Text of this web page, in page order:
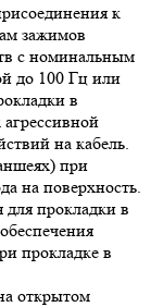
к
зажимов
с номинальным
до 100 Гц или
в
на кабель.
при
на поверхность.
прокладки в
прокладке в
открытом